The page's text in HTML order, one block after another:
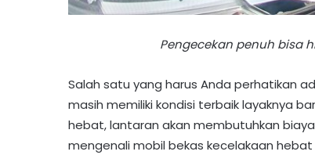
Pengecekan penuh bisa
Salah satu yang harus Anda perhatikan
masih memiliki kondisi terbaik layaknya
hebat, lantaran akan membutuhkan
mengenali mobil bekas kecelakaan hebat